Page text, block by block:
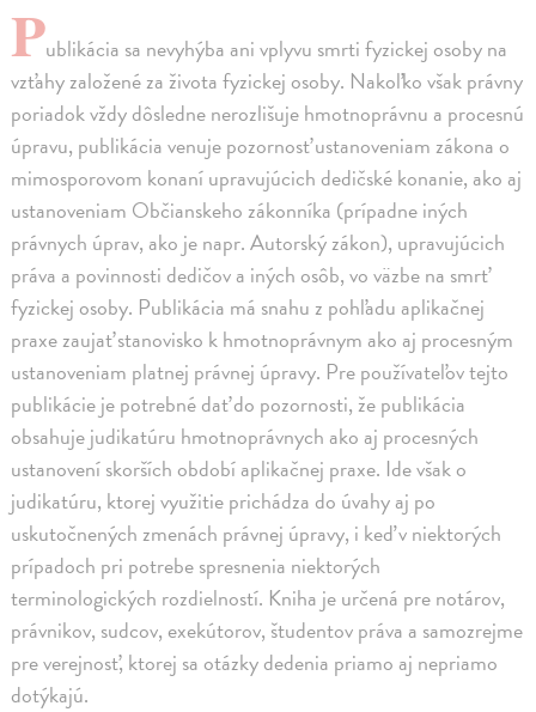
Publikácia sa nevyhýba ani vplyvu smrti fyzickej osoby na
vzťahy založené za života fyzickej osoby. Nakoľko však právny
poriadok vždy dôsledne nerozlišuje hmotnoprávnu a procesnú
úpravu, publikácia venuje pozornosť ustanoveniam zákona o
mimosporovom konaní upravujúcich dedičské konanie, ako aj
ustanoveniam Občianskeho zákonníka (prípadne iných
právnych úprav, ako je napr. Autorský zákon), upravujúcich
práva a povinnosti dedičov a iných osôb, vo väzbe na smrť
fyzickej osoby. Publikácia má snahu z pohľadu aplikačnej
praxe zaujať stanovisko k hmotnoprávnym ako aj procesným
ustanoveniam platnej právnej úpravy. Pre používateľov tejto
publikácie je potrebné dať do pozornosti, že publikácia
obsahuje judikatúru hmotnoprávnych ako aj procesných
ustanovení skorších období aplikačnej praxe. Ide však o
judikatúru, ktorej využitie prichádza do úvahy aj po
uskutočnených zmenách právnej úpravy, i keď v niektorých
prípadoch pri potrebe spresnenia niektorých
terminologických rozdielností. Kniha je určená pre notárov,
právnikov, sudcov, exekútorov, študentov práva a samozrejme
pre verejnosť, ktorej sa otázky dedenia priamo aj nepriamo
dotýkajú.